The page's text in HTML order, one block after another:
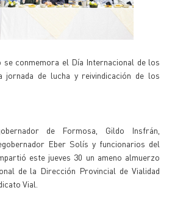
se conmemora el Día Internacional de los
jornada de lucha y reivindicación de los
de Formosa, Gildo Insfrán,
Eber Solís y funcionarios del
este jueves 30 un ameno almuerzo
de la Dirección Provincial de Vialidad
Vial.